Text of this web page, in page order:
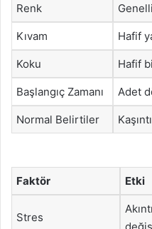
Renk
Kıvam Hafif
Koku Hafif
Başlangıç Zamanı Adet
Normal Belirtiler
Faktör Etki
Stres